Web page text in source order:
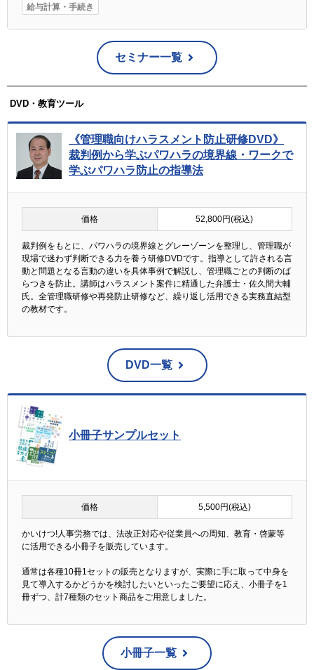
給与計算・手続き
セミナー一覧
DVD・教育ツール
《管理職向けハラスメント防止研修DVD》
裁判例から学ぶパワハラの境界線・ワークで
学ぶパワハラ防止の指導法
価格 52,800円(税込)
裁判例をもとに、パワハラの境界線とグレーゾーンを整理し、管理職が
現場で迷わず判断できる力を養う研修DVDです。指導として許される言
動と問題となる言動の違いを具体事例で解説し、管理職ごとの判断のば
らつきを防止。講師はハラスメント案件に精通した弁護士・佐久間大輔
氏。全管理職研修や再発防止研修など、繰り返し活用できる実務直結型
の教材です。
DVD一覧
小冊子サンプルセット
価格 5,500円(税込)
かいけつ!人事労務では、法改正対応や従業員への周知、教育・啓蒙等
に活用できる小冊子を販売しています。
通常は各種10冊1セットの販売となりますが、実際に手に取って中身を
見て導入するかどうかを検討したいといったご要望に応え、小冊子を1
冊ずつ、計7種類のセット商品をご用意しました。
小冊子一覧